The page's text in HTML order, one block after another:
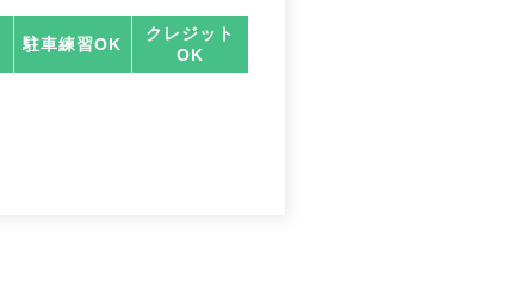
駐車練習OK
クレジット
OK